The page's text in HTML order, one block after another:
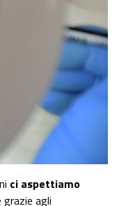
ci aspettiamo
agli